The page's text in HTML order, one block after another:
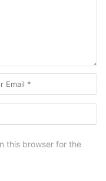
this browser for the